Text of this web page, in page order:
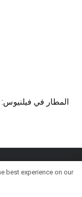
المطار في
best experience on our